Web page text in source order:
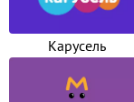
Карусель